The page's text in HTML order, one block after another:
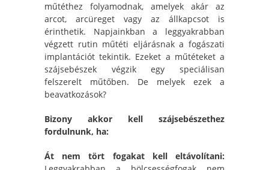
műtéthez folyamodnak, amelyek akár az
arcot, arcüreget vagy az állkapcsot is
érinthetik. Napjainkban a leggyakrabban
végzett rutin műtéti eljárásnak a fogászati
implantációt tekintik. Ezeket a műtéteket a
szájsebészek végzik egy speciálisan
felszerelt műtőben. De melyek ezek a
beavatkozások?
Bizony akkor kell szájsebészethez
fordulnunk, ha:
Át nem tört fogakat kell eltávolítani: